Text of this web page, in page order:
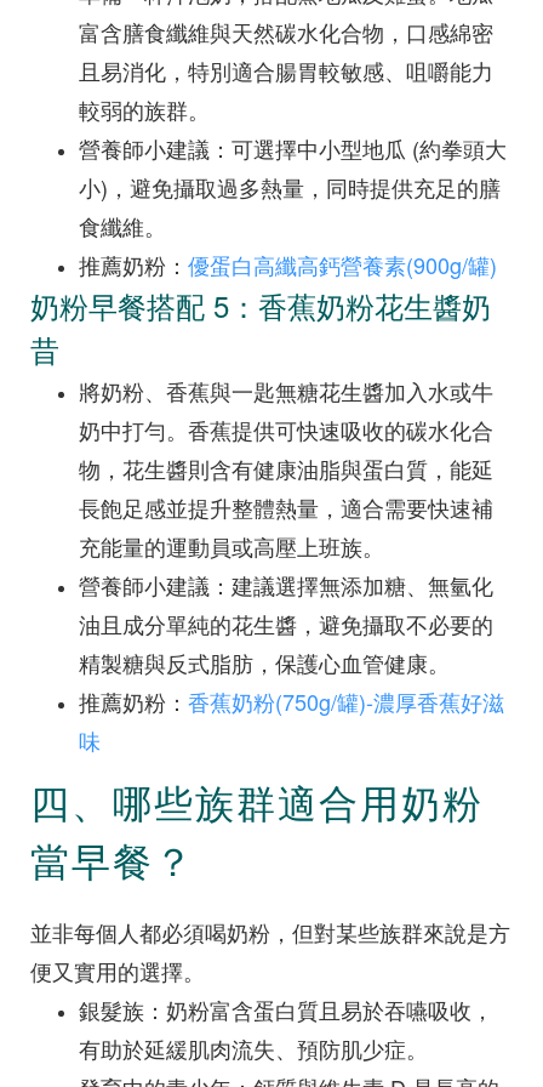
富含膳食纖維與天然碳水化合物，口感綿密
且易消化，特別適合腸胃較敏感、咀嚼能力
較弱的族群。
營養師小建議：可選擇中小型地瓜 (約拳頭大
小)，避免攝取過多熱量，同時提供充足的膳
食纖維。
推薦奶粉： 優蛋白高纖高鈣營養素(900g/罐)
奶粉早餐搭配 5：香蕉奶粉花生醬奶
昔
將奶粉、香蕉與一匙無糖花生醬加入水或牛
奶中打勻。香蕉提供可快速吸收的碳水化合
物，花生醬則含有健康油脂與蛋白質，能延
長飽足感並提升整體熱量，適合需要快速補
充能量的運動員或高壓上班族。
營養師小建議：建議選擇無添加糖、無氫化
油且成分單純的花生醬，避免攝取不必要的
精製糖與反式脂肪，保護心血管健康。
推薦奶粉： 香蕉奶粉(750g/罐)-濃厚香蕉好滋
味
四、哪些族群適合用奶粉
當早餐？
並非每個人都必須喝奶粉，但對某些族群來說是方
便又實用的選擇。
銀髮族：奶粉富含蛋白質且易於吞嚥吸收，
有助於延緩肌肉流失、預防肌少症。